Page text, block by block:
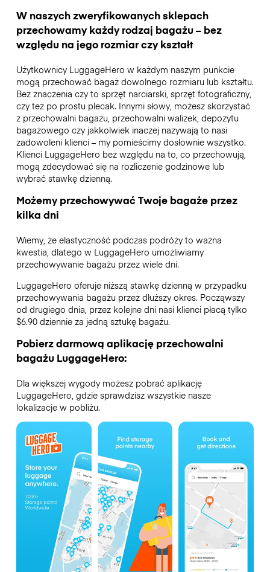
W naszych zweryfikowanych sklepach
przechowamy każdy rodzaj bagażu – bez
względu na jego rozmiar czy kształt
Użytkownicy LuggageHero w każdym naszym punkcie
mogą przechować bagaż dowolnego rozmiaru lub kształtu.
Bez znaczenia czy to sprzęt narciarski, sprzęt fotograficzny,
czy też po prostu plecak. Innymi słowy, możesz skorzystać
z przechowalni bagażu, przechowalni walizek, depozytu
bagażowego czy jakkolwiek inaczej nazywają to nasi
zadowoleni klienci – my pomieścimy dosłownie wszystko.
Klienci LuggageHero bez względu na to, co przechowują,
mogą zdecydować się na rozliczenie godzinowe lub
wybrać stawkę dzienną.
Możemy przechowywać Twoje bagaże przez
kilka dni
Wiemy, że elastyczność podczas podróży to ważna
kwestia, dlatego w LuggageHero umożliwiamy
przechowywanie bagażu przez wiele dni.
LuggageHero oferuje niższą stawkę dzienną w przypadku
przechowywania bagażu przez dłuższy okres. Począwszy
od drugiego dnia, przez kolejne dni nasi klienci płacą tylko
$6.90 dziennie za jedną sztukę bagażu.
Pobierz darmową aplikację przechowalni
bagażu LuggageHero:
Dla większej wygody możesz pobrać aplikację
LuggageHero, gdzie sprawdzisz wszystkie nasze
lokalizacje w pobliżu.